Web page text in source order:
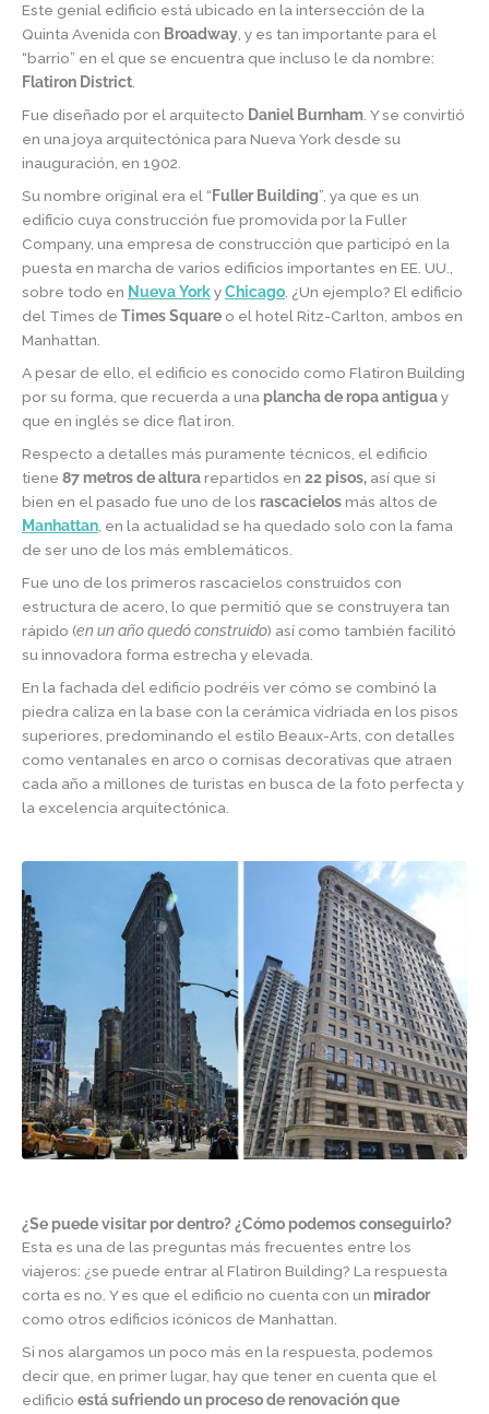
Este genial edificio está ubicado en la intersección de la
Quinta Avenida con Broadway, y es tan importante para el
“barrio” en el que se encuentra que incluso le da nombre:
Flatiron District.
Fue diseñado por el arquitecto Daniel Burnham. Y se convirtió
en una joya arquitectónica para Nueva York desde su
inauguración, en 1902.
Su nombre original era el “ Fuller Building”, ya que es un
edificio cuya construcción fue promovida por la Fuller
Company, una empresa de construcción que participó en la
puesta en marcha de varios edificios importantes en EE. UU.,
sobre todo en Nueva YorkyChicago. ¿Un ejemplo? El edificio
del Times de Times Square o el hotel Ritz-Carlton, ambos en
Manhattan.
A pesar de ello, el edificio es conocido como Flatiron Building
por su forma, que recuerda a una plancha de ropa antiguay
que en inglés se dice flat iron.
Respecto a detalles más puramente técnicos, el edificio
tiene 87 metros de alturarepartidos en 22 pisos, así que si
bien en el pasado fue uno de los rascacielosmás altos de
Manhattan, en la actualidad se ha quedado solo con la fama
de ser uno de los más emblemáticos.
Fue uno de los primeros rascacielos construidos con
estructura de acero, lo que permitió que se construyera tan
rápido (en un año quedó construido) así como también facilitó
su innovadora forma estrecha y elevada.
En la fachada del edificio podréis ver cómo se combinó la
piedra caliza en la base con la cerámica vidriada en los pisos
superiores, predominando el estilo Beaux-Arts, con detalles
como ventanales en arco o cornisas decorativas que atraen
cada año a millones de turistas en busca de la foto perfecta y
la excelencia arquitectónica.
¿Se puede visitar por dentro? ¿Cómo podemos conseguirlo?
Esta es una de las preguntas más frecuentes entre los
viajeros: ¿se puede entrar al Flatiron Building? La respuesta
corta es no. Y es que el edificio no cuenta con un mirador
como otros edificios icónicos de Manhattan.
Si nos alargamos un poco más en la respuesta, podemos
decir que, en primer lugar, hay que tener en cuenta que el
edificio está sufriendo un proceso de renovación que